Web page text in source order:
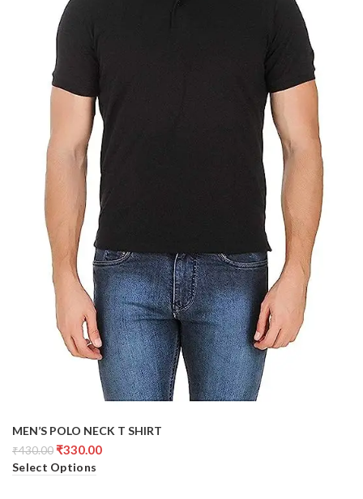
MEN’S POLO NECK T SHIRT
₹430.00 ₹330.00
Select Options